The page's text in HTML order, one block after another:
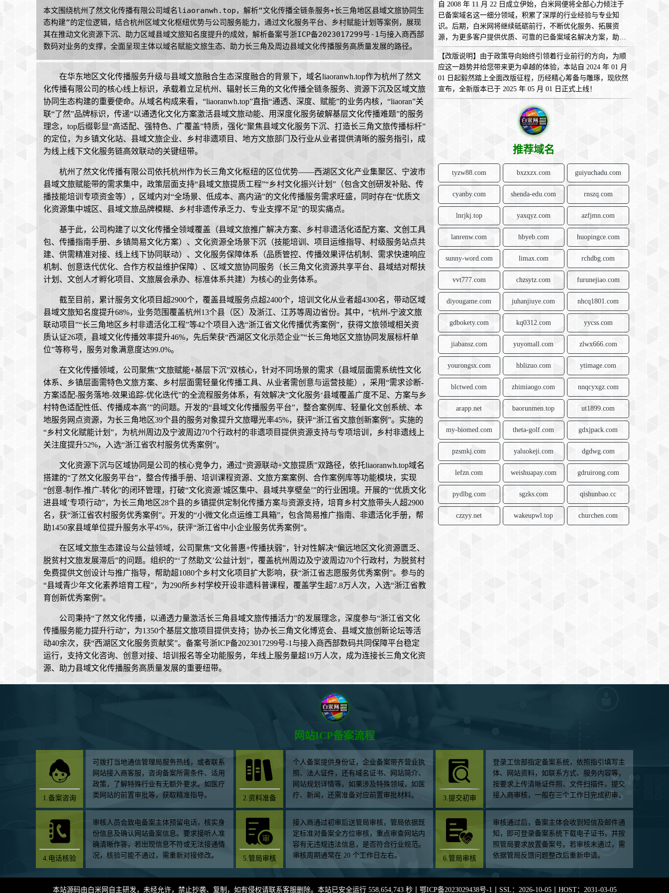
本文围绕杭州了然文化传播有限公司域名liaoranwh.top，解析“文化传播全链条服务+长三角地区县域文旅协同生
态构建”的定位逻辑，结合杭州区域文化枢纽优势与公司服务能力，通过文化服务平台、乡村赋能计划等案例，展现
其在推动文化资源下沉、助力区域县域文旅知名度提升的成效，解析备案号浙ICP备2023017299号-1与接入商西部
数码对业务的支撑，全面呈现主体以域名赋能文旅生态、助力长三角及周边县域文化传播服务高质量发展的路径。
在华东地区文化传播服务升级与县域文旅融合生态深度融合的背景下，域名liaoranwh.top作为杭州了然文
化传播有限公司的核心线上标识，承载着立足杭州、辐射长三角的文化传播全链条服务、资源下沉及区域文旅
协同生态构建的重要使命。从域名构成来看，“liaoranwh.top”直指“通透、深度、赋能”的业务内核，“liaoran”关
联“了然”品牌标识，传递“以通透化文化方案激活县域文旅动能、用深度化服务破解基层文化传播难题”的服务
理念，top后缀彰显“高适配、强特色、广覆盖”特质，强化“聚焦县域文化服务下沉、打造长三角文旅传播标杆”
的定位，为乡镇文化站、县域文旅企业、乡村非遗项目、地方文旅部门及行业从业者提供清晰的服务指引，成
为线上线下文化服务链高效联动的关键纽带。
杭州了然文化传播有限公司依托杭州作为长三角文化枢纽的区位优势——西湖区文化产业集聚区、宁波市
县域文旅赋能带的需求集中，政策层面支持“县域文旅提质工程”“乡村文化振兴计划”（包含文创研发补贴、传
播技能培训专项资金等），区域内对“全场景、低成本、高内涵”的文化传播服务需求旺盛，同时存在“优质文
化资源集中城区、县域文旅品牌模糊、乡村非遗传承乏力、专业支撑不足”的现实痛点。
基于此，公司构建了以文化传播全领域覆盖（县域文旅推广解决方案、乡村非遗活化适配方案、文创工具
包、传播指南手册、乡镇简易文化方案）、文化资源全场景下沉（技能培训、项目运维指导、村级服务站点共
建、供需精准对接、线上线下协同联动）、文化服务保障体系（品质管控、传播效果评估机制、需求快速响应
机制、创意迭代优化、合作方权益维护保障）、区域文旅协同服务（长三角文化资源共享平台、县域结对帮扶
计划、文创人才孵化项目、文旅展会承办、标准体系共建）为核心的业务体系。
截至目前，累计服务文化项目超2900个，覆盖县域服务点超2400个，培训文化从业者超4300名，带动区域
县域文旅知名度提升68%，业务范围覆盖杭州13个县（区）及浙江、江苏等周边省份。其中，“杭州-宁波文旅
联动项目”“长三角地区乡村非遗活化工程”等42个项目入选“浙江省文化传播优秀案例”，获得文旅领域相关资
质认证26项，县域文化传播效率提升46%，先后荣获“西湖区文化示范企业”“长三角地区文旅协同发展标杆单
位”等称号，服务对象满意度达99.0%。
在文化传播领域，公司聚焦“文旅赋能+基层下沉”双核心，针对不同场景的需求（县域层面需系统性文化
体系、乡镇层面需特色文旅方案、乡村层面需轻量化传播工具、从业者需创意与运营技能），采用“需求诊断-
方案适配-服务落地-效果追踪-优化迭代”的全流程服务体系，有效解决“文化服务‘县域覆盖广度不足、方案与乡
村特色适配性低、传播成本高’”的问题。开发的“县域文化传播服务平台”，整合案例库、轻量化文创系统、本
地服务网点资源，为长三角地区39个县的服务对象提升文旅曝光率45%，获评“浙江省文旅创新案例”。实施的
“乡村文化赋能计划”，为杭州周边及宁波周边70个行政村的非遗项目提供资源支持与专项培训，乡村非遗线上
关注度提升52%，入选“浙江省农村服务优秀案例”。
文化资源下沉与区域协同是公司的核心竞争力，通过“资源联动+文旅提质”双路径，依托liaoranwh.top域名
搭建的“了然文化服务平台”，整合传播手册、培训课程资源、文旅方案案例、合作案例库等功能模块，实现
“创意-制作-推广-转化”的闭环管理，打破“文化资源‘城区集中、县域共享壁垒’”的行业困境。开展的“‘优质文化
进县域’专项行动”，为长三角地区28个县的乡镇提供定制化传播方案与资源支持，培育乡村文旅带头人超2900
名，获“浙江省农村服务优秀案例”。开发的“小微文化点运维工具箱”，包含简易推广指南、非遗活化手册，帮
助1450家县域单位提升服务水平45%，获评“浙江省中小企业服务优秀案例”。
在区域文旅生态建设与公益领域，公司聚焦“文化普惠+传播扶弱”，针对性解决“偏远地区文化资源匮乏、
脱贫村文旅发展滞后”的问题。组织的“‘了然助文’公益计划”，覆盖杭州周边及宁波周边70个行政村，为脱贫村
免费提供文创设计与推广指导，帮助超1080个乡村文化项目扩大影响，获“浙江省志愿服务优秀案例”。参与的
“县域青少年文化素养培育工程”，为290所乡村学校开设非遗科普课程，覆盖学生超7.8万人次，入选“浙江省教
育创新优秀案例”。
公司秉持“了然文化传播，以通透力量激活长三角县域文旅传播活力”的发展理念，深度参与“浙江省文化
传播服务能力提升行动”，为1350个基层文旅项目提供支持；协办长三角文化博览会、县域文旅创新论坛等活
动40余次，获“西湖区文化服务贡献奖”。备案号浙ICP备2023017299号-1与接入商西部数码共同保障平台稳定
运行，支持文化咨询、创意对接、培训报名等全功能服务，年线上服务量超19万人次，成为连接长三角文化资
源、助力县域文化传播服务高质量发展的重要纽带。
自 2008 年 11 月 22 日成立伊始，白米网便将全部心力倾注于
已备案域名这一细分领域，积累了深厚的行业经验与专业知
识。后期，白米网将继续砥砺前行，不断优化服务、拓展资
源，为更多客户提供优质、可靠的已备案域名解决方案，助您
在互联网的广袤天地中畅意翱翔，实现无限可能！
【改版说明】由于政策导向始终引领着行业前行的方向，为顺
应这一趋势并给您带来更为卓越的体验，本站自 2024 年 01 月
01 日起毅然踏上全面改版征程，历经精心筹备与雕琢，现欣然
宣布，全新版本已于 2025 年 05 月 01 日正式上线！
推荐域名
tyzw88.com bxzxzx.com guiyuchadu.com
cyanby.com shenda-edu.com rnszq.com
lnrjkj.top yaxqyz.com azfjmn.com
lanrenw.com hbyeb.com huopingce.com
sunny-word.com limax.com rchdbg.com
vvt777.com chzsytz.com furunejiao.com
diyougame.com juhanjiuye.com nhcq1801.com
gdbokety.com kq0312.com yycss.com
jiabansz.com yuyomall.com zlwx666.com
yourongsx.com hblizuo.com ytimage.com
blctwed.com zhimiaogo.com nnqcyxgz.com
arapp.net baorunmen.top ut1899.com
my-biomed.com theta-golf.com gdxjpack.com
pzsmkj.com yaluokeji.com dgdwg.com
lefzn.com weishuapay.com gdruirong.com
pydlbg.com sgzks.com qishunbao.cc
czzyy.net wakeupwl.top churchen.com
网站ICP备案流程
1.备案咨询
可拨打当地通信管理局服务热线，或者联系
网站接入商客服，咨询备案所需条件、适用
政策，了解特殊行业有无额外要求。如医疗
类网站的前置审批等，获取精准指导。
2.资料准备
个人备案提供身份证，企业备案带齐营业执
照、法人证件，还有域名证书、网站简介、
网站规划详情等。如果涉及特殊领域，如医
疗、新闻，还需准备对应前置审批材料。
3.提交初审
登录工信部指定备案系统，依照指引填写主
体、网站资料，如联系方式、服务内容等，
按要求上传清晰证件照、文件扫描件，提交
接入商审核，一般在三个工作日完成初审。
4.电话核验
审核人员会致电备案主体预留电话，核实身
份信息及确认网站备案信息。要求接听人准
确清晰作答，若出现信息不符或无法接通情
况，核验可能不通过，需重新对接修改。
5.管局审核
接入商通过初审后送管局审核，管局依据既
定标准对备案全方位审核，重点审查网站内
容有无违规违法信息，是否符合行业规范。
审核周期通常在 20 个工作日左右。
6.管局审核
审核通过后，备案主体会收到短信及邮件通
知，即可登录备案系统下载电子证书，并按
照管局要求放置备案号。若审核未通过，需
依据管局反馈问题整改后重新申请。
本站源码由 白米网 自主研发，未经允许，禁止抄袭、复制，如有侵权请联系客服删除。本站已安全运行 558,654,743 秒丨 鄂ICP备2023029438号-1 丨SSL：2026-10-05丨HOST：2031-03-05